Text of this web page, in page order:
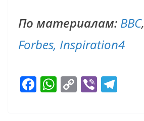
По материалам: BBC,
Forbes, Inspiration4
F W C Vi